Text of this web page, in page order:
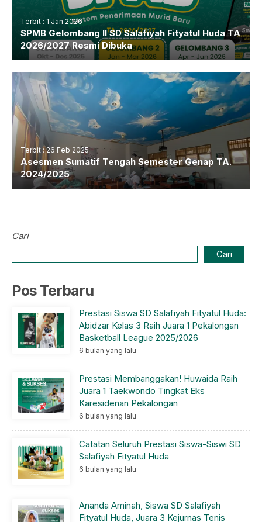
Terbit : 1 Jan 2026
SPMB Gelombang II SD Salafiyah Fityatul Huda TA
2026/2027 Resmi Dibuka
Terbit : 26 Feb 2025
Asesmen Sumatif Tengah Semester Genap TA.
2024/2025
Cari
Cari
Pos Terbaru
Prestasi Siswa SD Salafiyah Fityatul Huda:
Abidzar Kelas 3 Raih Juara 1 Pekalongan
Basketball League 2025/2026
6 bulan yang lalu
Prestasi Membanggakan! Huwaida Raih
Juara 1 Taekwondo Tingkat Eks
Karesidenan Pekalongan
6 bulan yang lalu
Catatan Seluruh Prestasi Siswa-Siswi SD
Salafiyah Fityatul Huda
6 bulan yang lalu
Ananda Aminah, Siswa SD Salafiyah
Fityatul Huda, Juara 3 Kejurnas Tenis